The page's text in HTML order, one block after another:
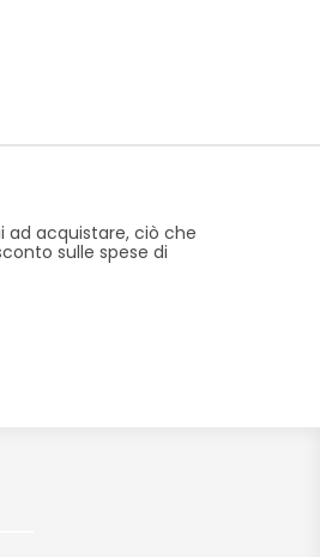
ad acquistare, ciò che
sulle spese di